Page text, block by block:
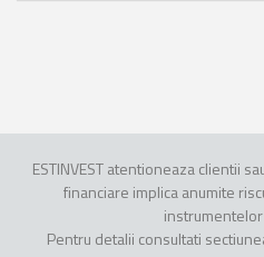
ESTINVEST atentioneaza clientii
financiare implica anumite
Pentru detalii consultati